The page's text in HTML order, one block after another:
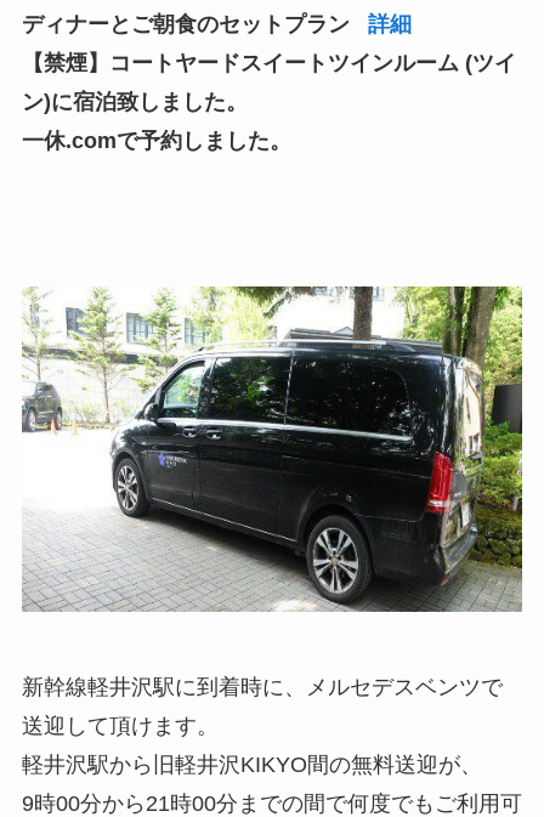
ディナーとご朝食のセットプラン
詳細
【禁煙】コートヤードスイートツインルーム (ツイ
ン)に宿泊致しました。
一休.comで予約しました。
新幹線軽井沢駅に到着時に、メルセデスベンツで
送迎して頂けます。
軽井沢駅から旧軽井沢KIKYO間の無料送迎が、
9時00分から21時00分までの間で何度でもご利用可